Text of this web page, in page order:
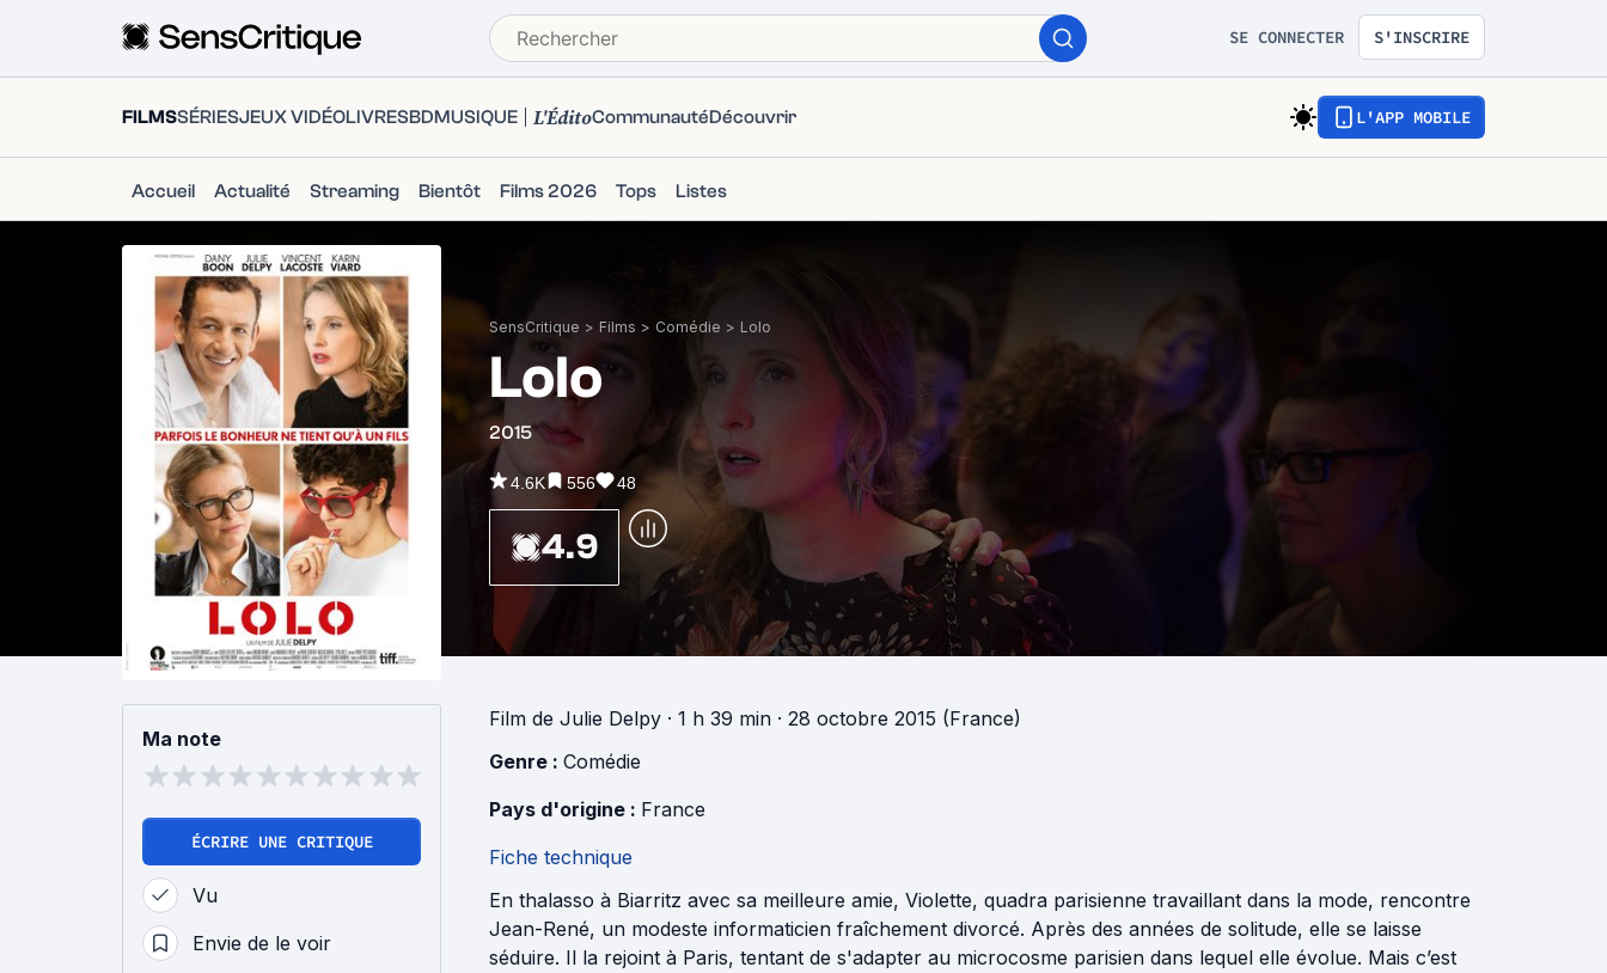
SE CONNECTER S'INSCRIRE
FILMSSÉRIESJEUX VIDÉOLIVRESBDMUSIQUE L'ÉditoCommunautéDécouvrir L'APP MOBILE
Accueil Actualité Streaming Bientôt Films 2026 Tops Listes
SensCritique > Films > Comédie > Lolo
Lolo
2015
4.6K 556 48
4.9
Ma note
ÉCRIRE UNE CRITIQUE
Vu
Envie de le voir
Film de Julie Delpy · 1 h 39 min · 28 octobre 2015 (France)
Genre : Comédie
Pays d'origine : France
Fiche technique
En thalasso à Biarritz avec sa meilleure amie, Violette, quadra parisienne travaillant dans la mode, rencontre
Jean-René, un modeste informaticien fraîchement divorcé. Après des années de solitude, elle se laisse
séduire. Il la rejoint à Paris, tentant de s'adapter au microcosme parisien dans lequel elle évolue. Mais c’est